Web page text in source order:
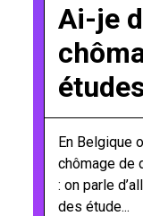
Ai-je
En Belgique
chômage de
: on parle
des étude...